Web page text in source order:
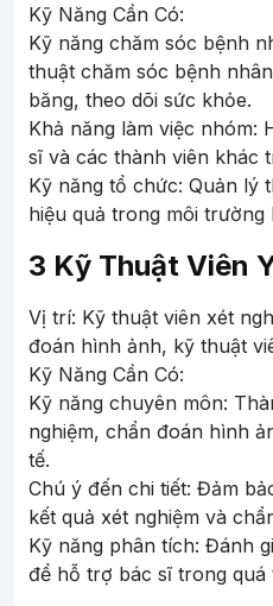
Kỹ Năng Cần Có:
Kỹ năng chăm sóc bệnh
thuật chăm sóc bệnh
băng, theo dõi sức khỏe.
Khả năng làm việc nhóm:
sĩ và các thành viên khác
Kỹ năng tổ chức: Quản lý
hiệu quả trong môi trường
3 Kỹ Thuật Viên
Vị trí: Kỹ thuật viên xét
đoán hình ảnh, kỹ thuật
Kỹ Năng Cần Có:
Kỹ năng chuyên môn:
nghiệm, chẩn đoán hình
tế.
Chú ý đến chi tiết: Đảm
kết quả xét nghiệm và
Kỹ năng phân tích: Đánh
để hỗ trợ bác sĩ trong quá